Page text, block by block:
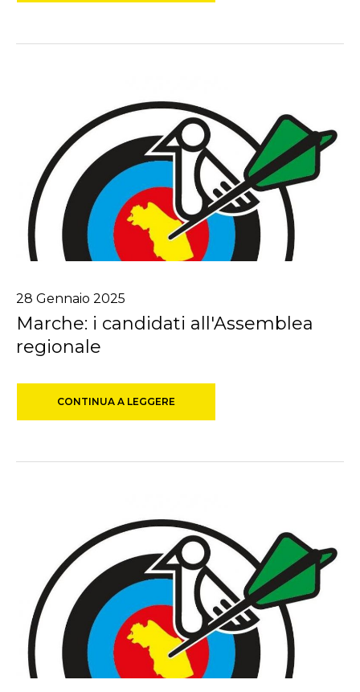
28 Gennaio 2025
Marche: i candidati all'Assemblea
regionale
CONTINUA A LEGGERE